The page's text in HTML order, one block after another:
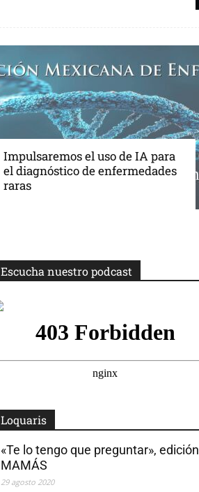
Impulsaremos el uso de IA para
el diagnóstico de enfermedades
raras
Escucha nuestro podcast
Loquaris
«Te lo tengo que preguntar», edición
MAMÁS
29 agosto 2020